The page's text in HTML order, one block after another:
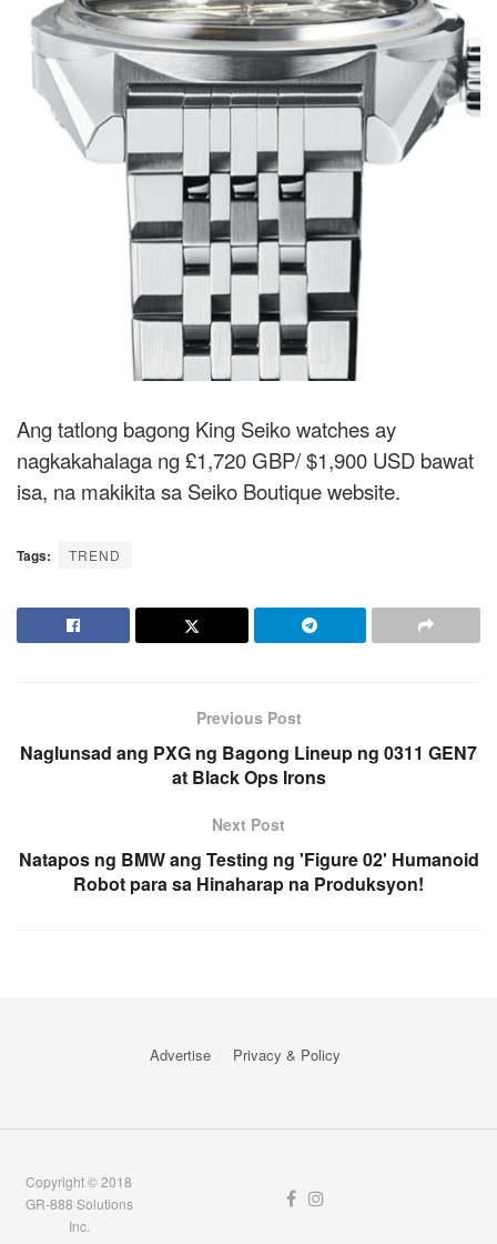
Ang tatlong bagong King Seiko watches ay
nagkakahalaga ng £1,720 GBP/ $1,900 USD bawat
isa, na makikita sa Seiko Boutique website.
Tags: TREND
Previous Post
Naglunsad ang PXG ng Bagong Lineup ng 0311 GEN7
at Black Ops Irons
Next Post
Natapos ng BMW ang Testing ng 'Figure 02' Humanoid
Robot para sa Hinaharap na Produksyon!
Advertise Privacy & Policy
Copyright © 2018
GR-888 Solutions
Inc.